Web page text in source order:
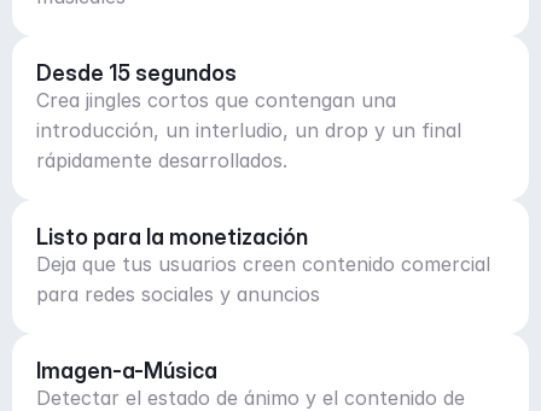
Desde 15 segundos
Crea jingles cortos que contengan una
introducción, un interludio, un drop y un final
rápidamente desarrollados.
Listo para la monetización
Deja que tus usuarios creen contenido comercial
para redes sociales y anuncios
Imagen-a-Música
Detectar el estado de ánimo y el contenido de